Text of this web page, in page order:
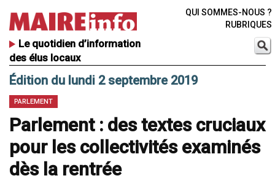
Le quotidien d’information
des élus locaux
QUI SOMMES-NOUS ?
RUBRIQUES
Édition du lundi 2 septembre 2019
PARLEMENT
Parlement : des textes cruciaux
pour les collectivités examinés
dès la rentrée